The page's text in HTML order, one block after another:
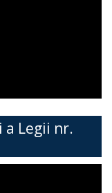
Legii nr.